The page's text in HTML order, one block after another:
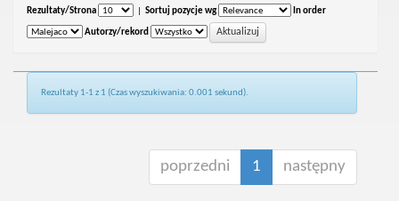
Rezultaty/Strona Sortuj pozycje wg In order
Autorzy/rekord
Rezultaty 1-1 z 1 (Czas wyszukiwania: 0.001 sekund).
poprzedni 1 następny